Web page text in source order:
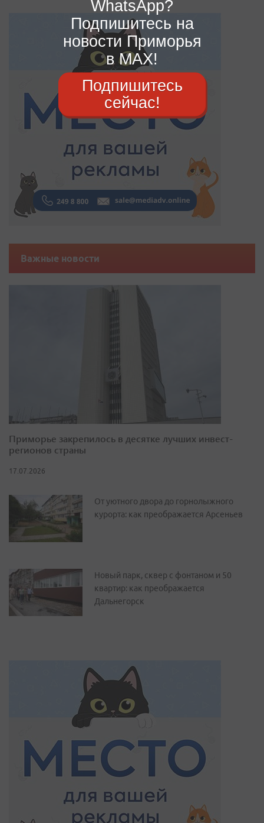
Важные новости
Приморье закрепилось в десятке лучших инвест-
регионов страны
17.07.2026
От уютного двора до горнолыжного
курорта: как преображается Арсеньев
Новый парк, сквер с фонтаном и 50
квартир: как преображается
Дальнегорск
WhatsApp?
Подпишитесь на
новости Приморья
в MAX!
Подпишитесь
сейчас!